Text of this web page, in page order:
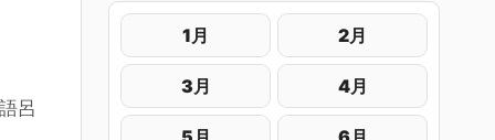
呂
1月 2月
3月 4月